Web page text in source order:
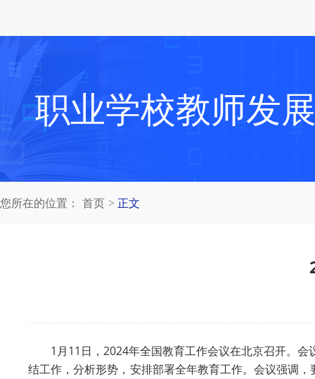
职业学校教师发
您所在的位置： 首页 正文
1月11日，2024年全国教育工作会议在北京召开。会
结工作，分析形势，安排部署全年教育工作。会议强调